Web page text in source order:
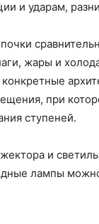
и ударам,
жары и
при
ступеней.
и
лампы